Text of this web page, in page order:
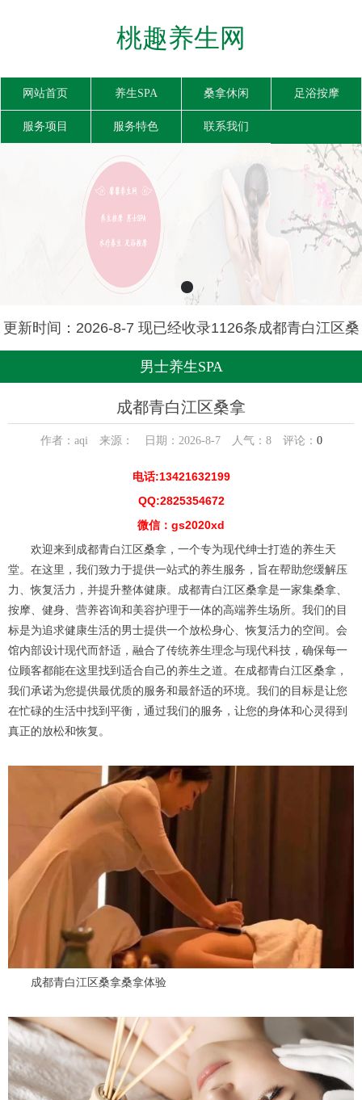
桃趣养生网
网站首页 养生SPA 桑拿休闲 足浴按摩
服务项目 服务特色 联系我们
更新时间：2026-8-7 现已经收录1126条成都青白江区桑
拿信息
男士养生SPA
成都青白江区桑拿
作者：aqi 来源： 日期：2026-8-7 人气： 8评论： 0
电话:13421632199
QQ:2825354672
微信：gs2020xd
欢迎来到成都青白江区桑拿，一个专为现代绅士打造的养生天
堂。在这里，我们致力于提供一站式的养生服务，旨在帮助您缓解压
力、恢复活力，并提升整体健康。成都青白江区桑拿是一家集桑拿、
按摩、健身、营养咨询和美容护理于一体的高端养生场所。我们的目
标是为追求健康生活的男士提供一个放松身心、恢复活力的空间。会
馆内部设计现代而舒适，融合了传统养生理念与现代科技，确保每一
位顾客都能在这里找到适合自己的养生之道。在成都青白江区桑拿，
我们承诺为您提供最优质的服务和最舒适的环境。我们的目标是让您
在忙碌的生活中找到平衡，通过我们的服务，让您的身体和心灵得到
真正的放松和恢复。
成都青白江区桑拿桑拿体验